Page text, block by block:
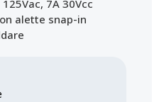
7A 30Vcc
alette snap-in